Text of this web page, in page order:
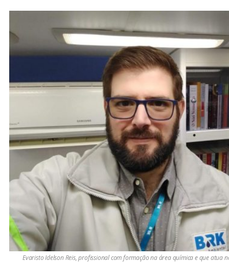
Evaristo Idelson Reis, profissional com formação na área química e que atua